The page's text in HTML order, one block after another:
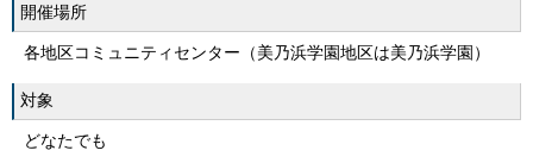
開催場所
各地区コミュニティセンター（美乃浜学園地区は美乃浜学園）
対象
どなたでも